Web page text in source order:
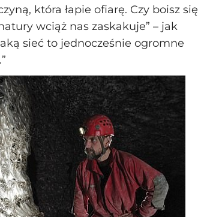
która łapie ofiarę. Czy boisz się
wciąż nas zaskakuje” – jak
sieć to jednocześnie ogromne